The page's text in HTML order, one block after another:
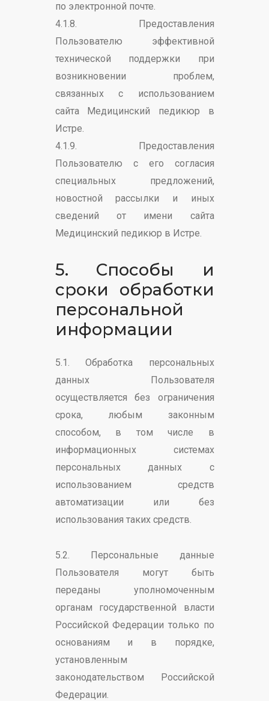
по электронной почте.
4.1.8. Предоставления
Пользователю эффективной
технической поддержки при
возникновении проблем,
связанных с использованием
сайта Медицинский педикюр в
Истре.
4.1.9. Предоставления
Пользователю с его согласия
специальных предложений,
новостной рассылки и иных
сведений от имени сайта
Медицинский педикюр в Истре.
5. Способы и
сроки обработки
персональной
информации
5.1. Обработка персональных
данных Пользователя
осуществляется без ограничения
срока, любым законным
способом, в том числе в
информационных системах
персональных данных с
использованием средств
автоматизации или без
использования таких средств.
5.2. Персональные данные
Пользователя могут быть
переданы уполномоченным
органам государственной власти
Российской Федерации только по
основаниям и в порядке,
установленным
законодательством Российской
Федерации.